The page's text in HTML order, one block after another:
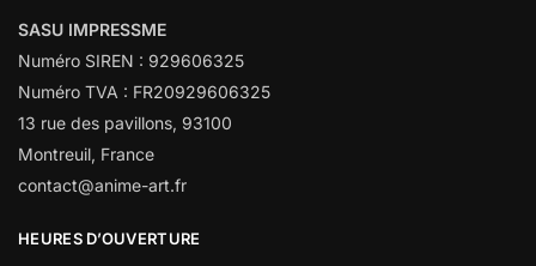
SASU IMPRESSME
Numéro SIREN : 929606325
Numéro TVA : FR20929606325
13 rue des pavillons, 93100
Montreuil, France
contact@anime-art.fr
HEURES D’OUVERTURE